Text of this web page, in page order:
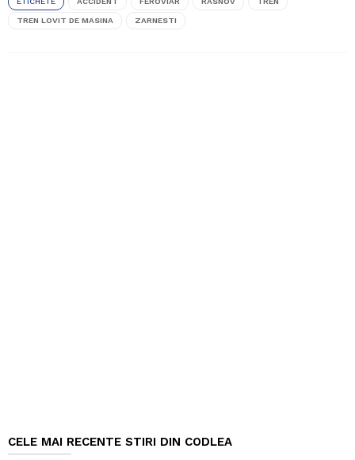
TREN LOVIT DE MASINA ZARNESTI
CELE MAI RECENTE STIRI DIN CODLEA